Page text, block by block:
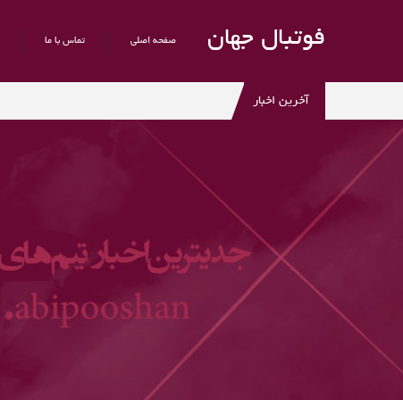
فوتبال جهان صفحه اصلی تماس با ما
آخرین اخبار